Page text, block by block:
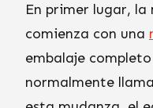
En primer lugar,
comienza con una
embalaje
normalmente